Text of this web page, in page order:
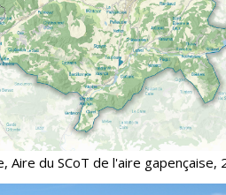
du SCoT de l'aire gapençaise,